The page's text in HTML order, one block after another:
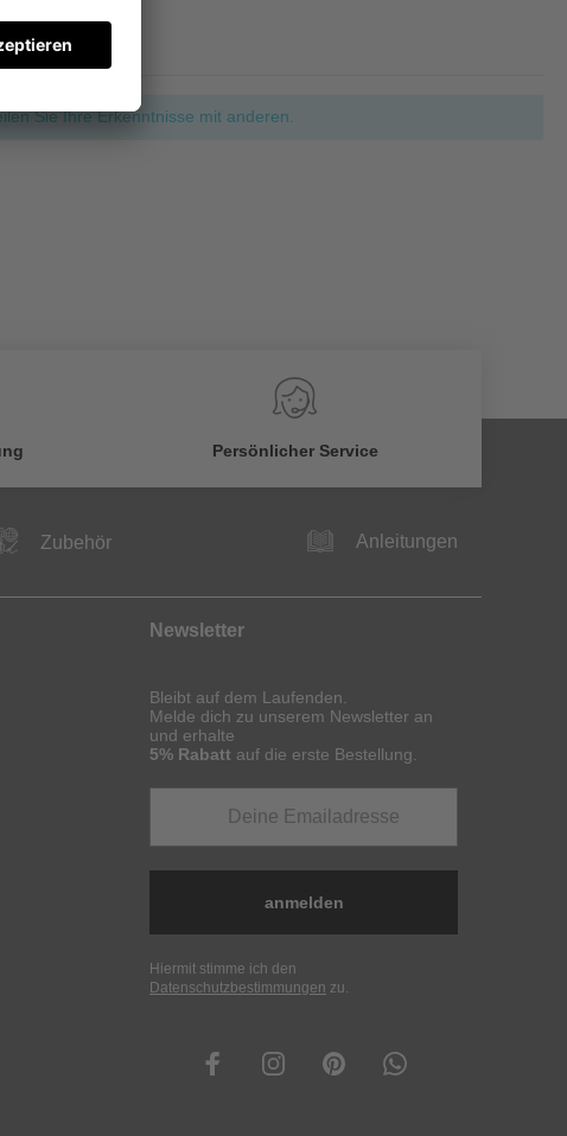
Sie Ihre Erkenntnisse mit anderen.
Persönlicher Service
Zubehör Anleitungen
Newsletter
Bleibt auf dem Laufenden.
Melde dich zu unserem Newsletter an
und erhalte
5% Rabatt auf die erste Bestellung.
anmelden
Hiermit stimme ich den
Datenschutzbestimmungen zu.